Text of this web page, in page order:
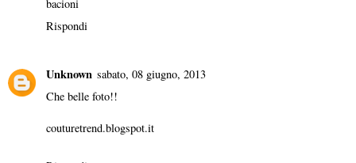
bacioni
Rispondi
Unknown sabato, 08 giugno, 2013
Che belle foto!!
couturetrend.blogspot.it